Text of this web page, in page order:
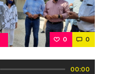
0 0
00:00